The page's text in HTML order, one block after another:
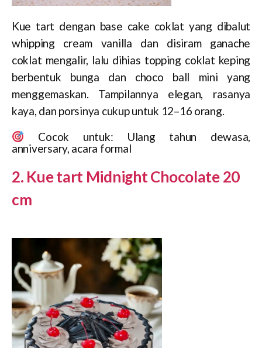
Kue tart dengan base cake coklat yang dibalut
whipping cream vanilla dan disiram ganache
coklat mengalir, lalu dihias topping coklat keping
berbentuk bunga dan choco ball mini yang
menggemaskan. Tampilannya elegan, rasanya
kaya, dan porsinya cukup untuk 12–16 orang.
Cocok untuk: Ulang tahun dewasa,
anniversary, acara formal
2. Kue tart Midnight Chocolate 20
cm